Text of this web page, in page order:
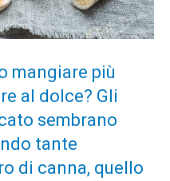
mangiare più
al dolce? Gli
sembrano
tante
di canna, quello